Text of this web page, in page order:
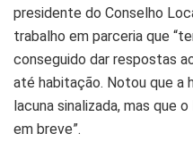
presidente do Conselho
trabalho em parceria que
conseguido dar respostas
até habitação. Notou que a
lacuna sinalizada, mas que
em breve”.